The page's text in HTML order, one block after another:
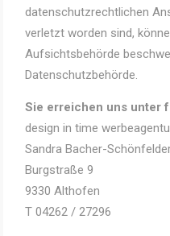
datenschutzrechtlichen
verletzt worden sind,
Aufsichtsbehörde
Datenschutzbehörde.
Sie erreichen uns unter
design in time
Sandra Bacher-
Burgstraße 9
9330 Althofen
T 04262 / 27296